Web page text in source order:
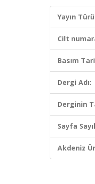
Yayın
Cilt
Basım
Dergi Adı:
Derginin
Sayfa
Akdeniz